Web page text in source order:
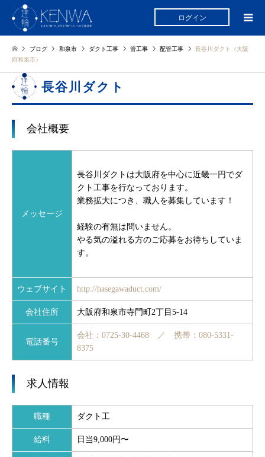
ログイン
ブログ 和泉市 ダクト工事 管工事 配管工事
長谷川ダクト（大阪
府和泉市）
長谷川ダクト
会社概要
メッセージ
長谷川ダクトは大阪府を中心に近畿一円でダ
クト工事を行なっております。
業務拡大につき、職人を募集しています！
経験の有無は問いません。
やる気の溢れる方のご応募をお待ちしていま
す。
ウェブサイト http://hasegawaduct.com/
会社住所 大阪府和泉市寺門町2丁目5-14
電話番号
会社：0725-30-4468 ／ 携帯：080-5331-
8375
求人情報
職種 ダクト工
給料 日当9,000円〜